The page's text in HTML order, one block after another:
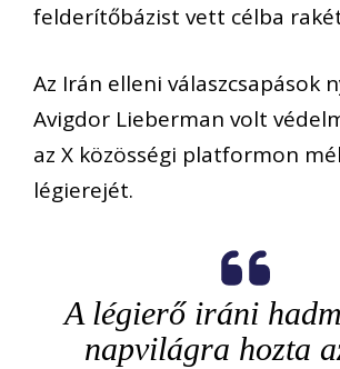
felderítőbázist vett célba
Az Irán elleni válaszcsapások
Avigdor Lieberman volt
az X közösségi platformon
légierejét.
A légierő iráni
napvilágra hozta